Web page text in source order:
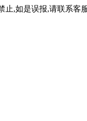
止,如是误报,请联系客